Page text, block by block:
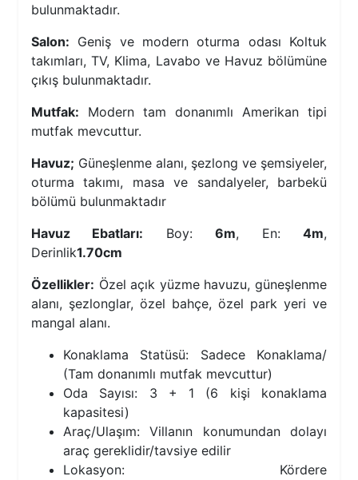
bulunmaktadır.
Salon: Geniş ve modern oturma odası Koltuk
takımları, TV, Klima, Lavabo ve Havuz bölümüne
çıkış bulunmaktadır.
Mutfak: Modern tam donanımlı Amerikan tipi
mutfak mevcuttur.
Havuz; Güneşlenme alanı, şezlong ve şemsiyeler,
oturma takımı, masa ve sandalyeler, barbekü
bölümü bulunmaktadır
Havuz Ebatları: Boy:6m, En:4m,
Derinlik1.70cm
Özellikler: Özel açık yüzme havuzu, güneşlenme
alanı, şezlonglar, özel bahçe, özel park yeri ve
mangal alanı.
Konaklama Statüsü: Sadece Konaklama/
(Tam donanımlı mutfak mevcuttur)
Oda Sayısı: 3 + 1 (6 kişi konaklama
kapasitesi)
Araç/Ulaşım: Villanın konumundan dolayı
araç gereklidir/tavsiye edilir
Lokasyon: Kördere